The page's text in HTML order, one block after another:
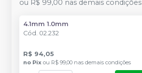
ou R$ 99,00 nas demais condições
4.1mm 1.0mm
Cód. 02.232
R$ 94,05
no Pix ou R$ 99,00 nas demais condições